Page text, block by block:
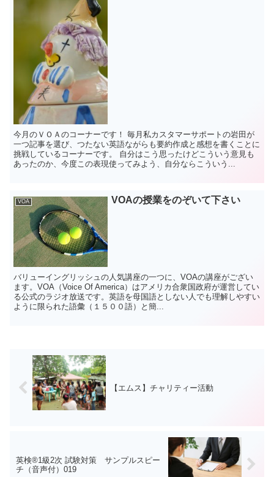
今月のＶＯＡのコーナーです！ 毎月私カスタマーサポートの岩田が
一つ記事を選び、つたない英語ながらも要約作成と感想を書くことに
挑戦しているコーナーです。 自分はこう思ったけどこういう意見も
あったのか、今度この表現使ってみよう、自分ならこういう...
VOA VOAの授業をのぞいて下さい
バリューイングリッシュの人気講座の一つに、VOAの講座がござい
ます。VOA（Voice Of America）はアメリカ合衆国政府が運営してい
る公式のラジオ放送です。英語を母国語としない人でも理解しやすい
ように限られた語彙（１５００語）と簡...
【エムス】チャリティー活動
英検®1級2次 試験対策 サンプルスピー
チ（音声付）019